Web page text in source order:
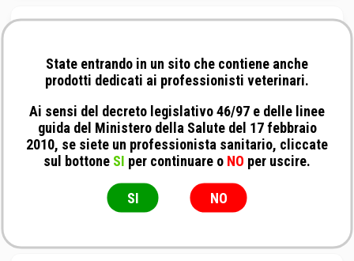
10 mm
No Brand - Viti da spongiosa parzialmente
filettata con testa esagonale da ø 3.5 mm
22 mm
State entrando in un sito che contiene anche
prodotti dedicati ai professionisti veterinari.
Ai sensi del decreto legislativo 46/97 e delle linee
guida del Ministero della Salute del 17 febbraio
2010, se siete un professionista sanitario, cliccate
sul bottone SI per continuare o NO per uscire.
SI NO